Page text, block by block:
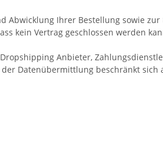
Ihrer Bestellung sowie
kein Vertrag geschlossen werden
Anbieter,
Datenübermittlung beschränkt sich